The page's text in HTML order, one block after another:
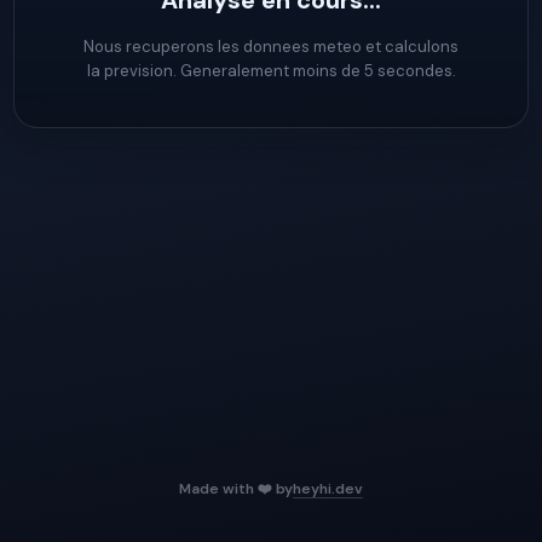
Nous recuperons les donnees meteo et calculons
la prevision. Generalement moins de 5 secondes.
Made with ❤️ byheyhi.dev